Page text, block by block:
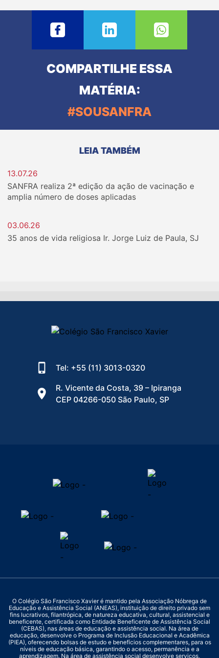
COMPARTILHE ESSA
MATÉRIA:
#SOUSANFRA
LEIA TAMBÉM
13.07.26
SANFRA realiza 2ª edição da ação de vacinação e
amplia número de doses aplicadas
03.06.26
35 anos de vida religiosa Ir. Jorge Luiz de Paula, SJ
Tel: +55 (11) 3013-0320
R. Vicente da Costa, 39 – Ipiranga
CEP 04266-050 São Paulo, SP
O Colégio São Francisco Xavier é mantido pela Associação Nóbrega de
Educação e Assistência Social (ANEAS), instituição de direito privado sem
fins lucrativos, filantrópica, de natureza educativa, cultural, assistencial e
beneficente, certificada como Entidade Beneficente de Assistência Social
(CEBAS), nas áreas de educação e assistência social. Na área de
educação, desenvolve o Programa de Inclusão Educacional e Acadêmica
(PIEA), oferecendo bolsas de estudo e benefícios complementares, para os
níveis de educação básica, garantindo o acesso, permanência e a
aprendizagem. Na área de assistência social desenvolve serviços,